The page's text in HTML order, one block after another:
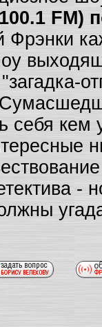
FM)
себя
-